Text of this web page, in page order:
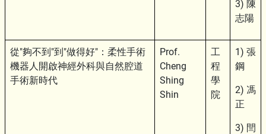
3) 陳
志陽
從"夠不到"到"做得好"：柔性手術
機器人開啟神經外科與自然腔道
手術新時代
Prof.
Cheng
Shing
Shin
工
程
學
院
1) 張
鋼
2) 馮
正
3) 閆